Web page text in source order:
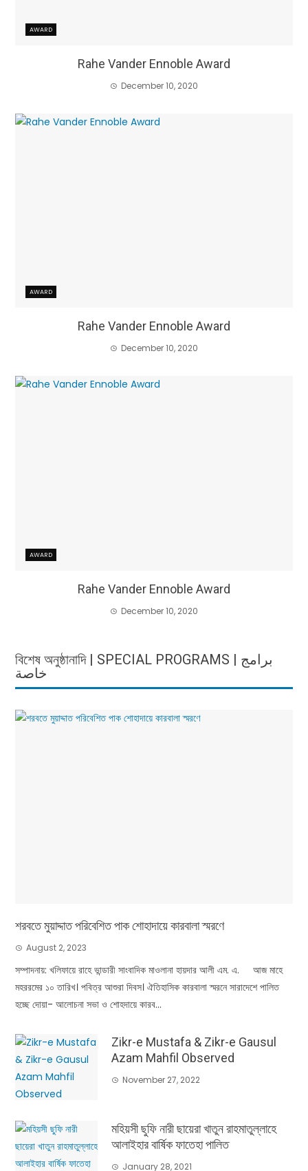
AWARD
Rahe Vander Ennoble Award
December 10, 2020
AWARD
Rahe Vander Ennoble Award
December 10, 2020
AWARD
Rahe Vander Ennoble Award
December 10, 2020
বিশেষ অনুষ্ঠানাদি | SPECIAL PROGRAMS | برامج
خاصة
শরবতে মুয়াদ্দাত পরিবেশিত পাক শোহাদায়ে কারবালা স্মরণে
August 2, 2023
সম্পাদনায়: খলিফায়ে রাহে ভান্ডারী সাংবাদিক মাওলানা হায়দার আলী এম. এ. আজ মাহে
মহররমের ১০ তারিখ। পবিত্র আশুরা দিবস। ঐতিহাসিক কারবালা স্মরনে সারাদেশে পালিত
হচ্ছে দোয়া- আলোচনা সভা ও শোহদায়ে কারব...
Zikr-e Mustafa & Zikr-e Gausul
Azam Mahfil Observed
November 27, 2022
মহিয়সী ছুফি নারী ছায়েরা খাতুন রাহমাতুল্লাহে
আলাইহার বার্ষিক ফাতেহা পালিত
January 28, 2021